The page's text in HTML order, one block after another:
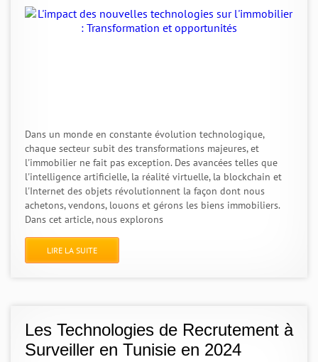
Dans un monde en constante évolution technologique,
chaque secteur subit des transformations majeures, et
l'immobilier ne fait pas exception. Des avancées telles que
l'intelligence artificielle, la réalité virtuelle, la blockchain et
l'Internet des objets révolutionnent la façon dont nous
achetons, vendons, louons et gérons les biens immobiliers.
Dans cet article, nous explorons
LIRE LA SUITE
Les Technologies de Recrutement à
Surveiller en Tunisie en 2024